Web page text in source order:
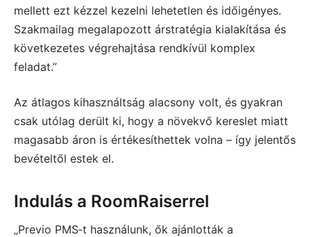
mellett ezt kézzel kezelni lehetetlen és időigényes.
Szakmailag megalapozott árstratégia kialakítása és
következetes végrehajtása rendkívül komplex
feladat.”
Az átlagos kihasználtság alacsony volt, és gyakran
csak utólag derült ki, hogy a növekvő kereslet miatt
magasabb áron is értékesíthettek volna – így jelentős
bevételtől estek el.
Indulás a RoomRaiserrel
„Previo PMS‑t használunk, ők ajánlották a